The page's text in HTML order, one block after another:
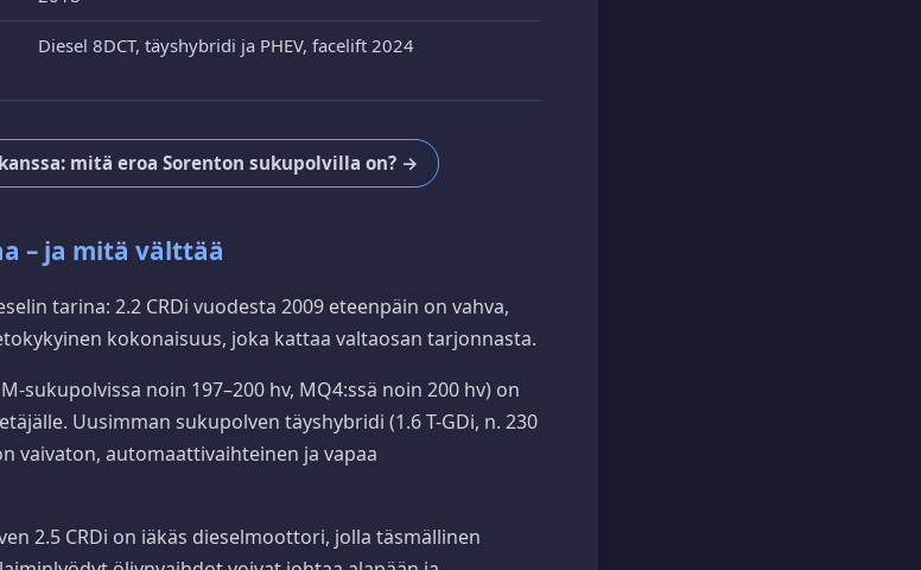
Diesel 8DCT, täyshybridi ja PHEV, facelift 2024
mitä eroa Sorenton sukupolvilla on? →
– ja mitä välttää
tarina: 2.2 CRDi vuodesta 2009 eteenpäin on vahva,
kokonaisuus, joka kattaa valtaosan tarjonnasta.
sukupolvissa noin 197–200 hv, MQ4:ssä noin 200 hv) on
Uusimman sukupolven täyshybridi (1.6 T-GDi, n. 230
vaivaton, automaattivaihteinen ja vapaa
2.5 CRDi on iäkäs dieselmoottori, jolla täsmällinen